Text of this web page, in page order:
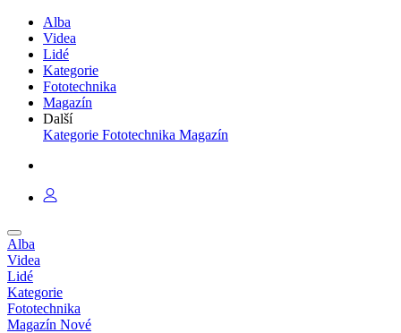
Alba
Videa
Lidé
Kategorie
Fototechnika
Magazín
Další
Kategorie Fototechnika Magazín
Alba
Videa
Lidé
Kategorie
Fototechnika
Magazín Nové